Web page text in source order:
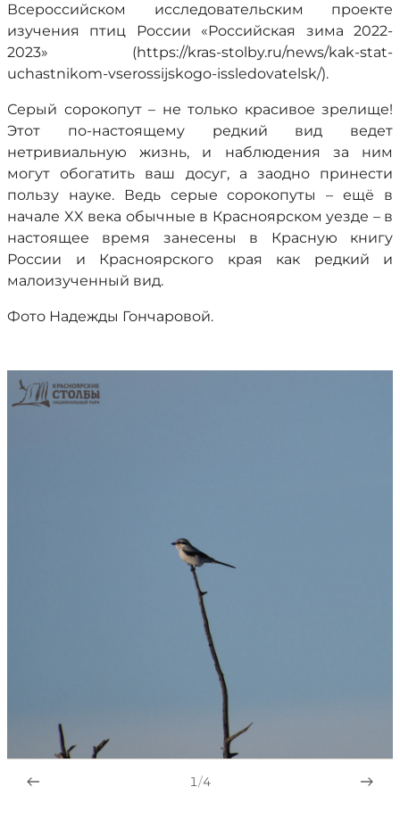
Всероссийском исследовательским проекте
изучения птиц России «Российская зима 2022-
2023» (https://kras-stolby.ru/news/kak-stat-
uchastnikom-vserossijskogo-issledovatelsk/).
Серый сорокопут – не только красивое зрелище!
Этот по-настоящему редкий вид ведет
нетривиальную жизнь, и наблюдения за ним
могут обогатить ваш досуг, а заодно принести
пользу науке. Ведь серые сорокопуты – ещё в
начале XX века обычные в Красноярском уезде – в
настоящее время занесены в Красную книгу
России и Красноярского края как редкий и
малоизученный вид.
Фото Надежды Гончаровой.
1/4